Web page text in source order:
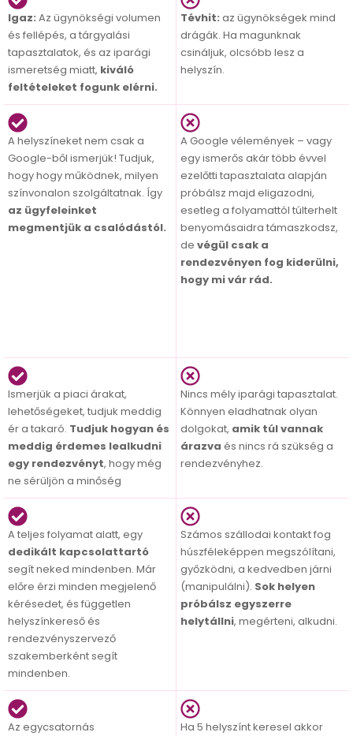
Igaz: Az ügynökségi volumen
és fellépés, a tárgyalási
tapasztalatok, és az iparági
ismeretség miatt, kiváló
feltételeket fogunk elérni.
Tévhit: az ügynökségek mind
drágák. Ha magunknak
csináljuk, olcsóbb lesz a
helyszín.
A helyszíneket nem csak a
Google-ből ismerjük! Tudjuk,
hogy hogy működnek, milyen
színvonalon szolgáltatnak. Így
az ügyfeleinket
megmentjük a csalódástól.
A Google vélemények – vagy
egy ismerős akár több évvel
ezelőtti tapasztalata alapján
próbálsz majd eligazodni,
esetleg a folyamattól túlterhelt
benyomásaidra támaszkodsz,
de végül csak a
rendezvényen fog kiderülni,
hogy mi vár rád.
Ismerjük a piaci árakat,
lehetőségeket, tudjuk meddig
ér a takaró. Tudjuk hogyan és
meddig érdemes lealkudni
egy rendezvényt, hogy még
ne sérüljön a minőség
Nincs mély iparági tapasztalat.
Könnyen eladhatnak olyan
dolgokat, amik túl vannak
árazva és nincs rá szükség a
rendezvényhez.
A teljes folyamat alatt, egy
dedikált kapcsolattartó
segít neked mindenben. Már
előre érzi minden megjelenő
kérésedet, és független
helyszínkereső és
rendezvényszervező
szakemberként segít
mindenben.
Számos szállodai kontakt fog
húszféleképpen megszólítani,
győzködni, a kedvedben járni
(manipulálni). Sok helyen
próbálsz egyszerre
helytállni, megérteni, alkudni.
Az egycsatornás
Ha 5 helyszínt keresel akkor